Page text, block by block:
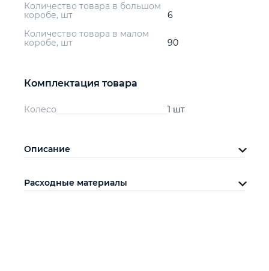
Количество товара в большом
коробе, шт
6
Количество товара в малом
коробе, шт
90
Комплектация товара
Колесо 1 шт
Описание
Расходные материалы